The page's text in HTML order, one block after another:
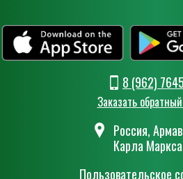
8 (962)
Заказать
Россия,
Карла
Пользовательское